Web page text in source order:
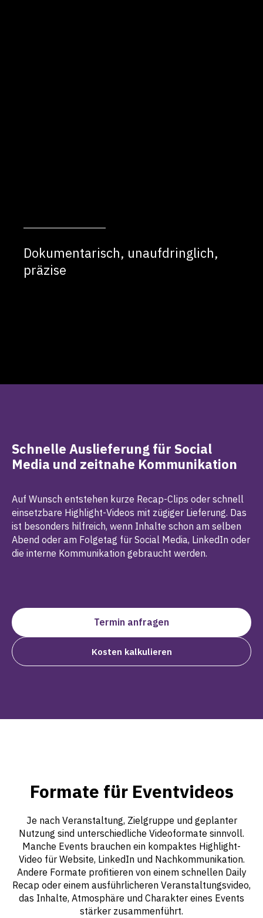
Dokumentarisch, unaufdringlich,
präzise
Schnelle Auslieferung für Social
Media und zeitnahe Kommunikation
Auf Wunsch entstehen kurze Recap-Clips oder schnell
einsetzbare Highlight-Videos mit zügiger Lieferung. Das
ist besonders hilfreich, wenn Inhalte schon am selben
Abend oder am Folgetag für Social Media, LinkedIn oder
die interne Kommunikation gebraucht werden.
Termin anfragen
Kosten kalkulieren
Formate für Eventvideos
Je nach Veranstaltung, Zielgruppe und geplanter
Nutzung sind unterschiedliche Videoformate sinnvoll.
Manche Events brauchen ein kompaktes Highlight-
Video für Website, LinkedIn und Nachkommunikation.
Andere Formate profitieren von einem schnellen Daily
Recap oder einem ausführlicheren Veranstaltungsvideo,
das Inhalte, Atmosphäre und Charakter eines Events
stärker zusammenführt.